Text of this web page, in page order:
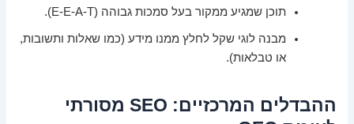
תוכן שמגיע ממקור בעל סמכות גבוהה (E-E-A-T).
מבנה לוגי שקל לחלץ ממנו מידע (כמו שאלות ותשובות,
או טבלאות).
ההבדלים המרכזיים: SEO מסורתי